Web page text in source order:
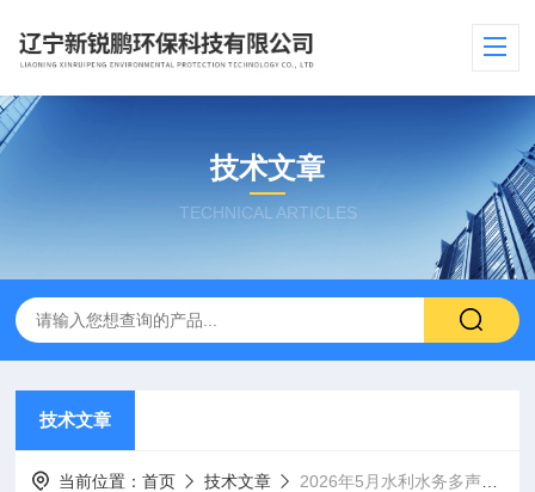
技术文章
TECHNICAL ARTICLES
技术文章
当前位置：首页 技术文章 2026年5月水利水务多声道超声波流量计国产口碑厂家推荐​